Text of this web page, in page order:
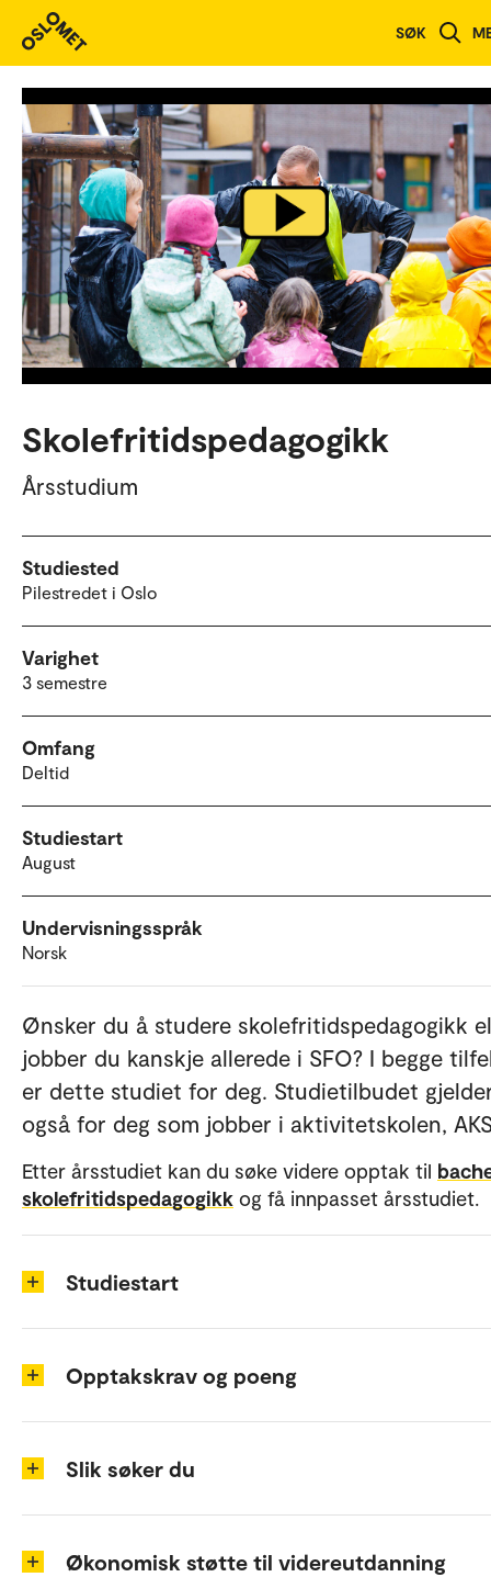
SØK
Studieoversikt
Skolefritidspedagogikk
Årsstudium
Studiested
Pilestredet i Oslo
Varighet
3 semestre
Omfang
Deltid
Studiestart
August
Undervisningsspråk
Norsk
Ønsker du å studere skolefritidspedagogikk
jobber du kanskje allerede i SFO? I begge
er dette studiet for deg. Studietilbudet
også for deg som jobber i aktivitetskolen,
Etter årsstudiet kan du søke videre opptak til
skolefritidspedagogikk og få innpasset årsstudiet.
Studiestart
Opptakskrav og poeng
Slik søker du
Økonomisk støtte til videreutdanning